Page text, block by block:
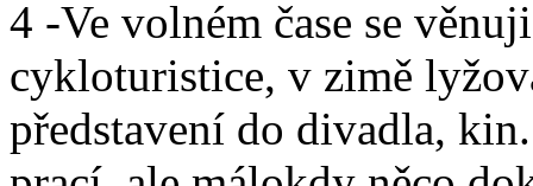
4 -Ve volném čase se
cykloturistice, v zimě
představení do divadla,